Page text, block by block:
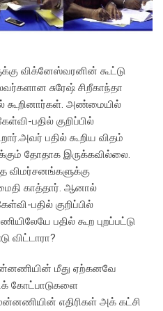
விக்னேஸ்வரனின் கூட்டு
சுரேஷ் சிறீகாந்தா
கூறினார்கள். அண்மையில்
பதில் குறிப்பில்
பதில் கூறிய விதம்
தோதாக இருக்கவில்லை.
காத்தார். ஆனால்
பதில் குறிப்பில்
பதில் கூற புறப்பட்டு
மீது ஏற்கனவே
கோட்பாடுகளை
எதிரிகள் அக் கட்சி